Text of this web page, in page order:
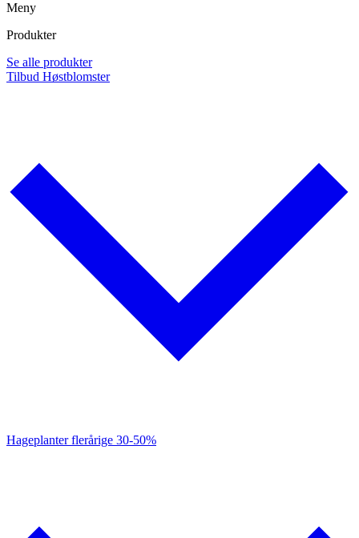
Meny
Produkter
Se alle produkter
Tilbud Høstblomster
Hageplanter flerårige 30-50%